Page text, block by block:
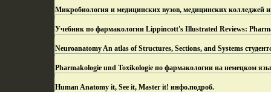
Микробиология и медицинских вузов, медицинских колледжей
Учебник по фармакологии Lippincott's Illustrated Reviews:
Neuroanatomy An atlas of Structures, Sections, and Systems
Pharmakologie und Toxikologie по фармакологии на немецком
Human Anatomy it, See it, Master it! инфо.подроб.